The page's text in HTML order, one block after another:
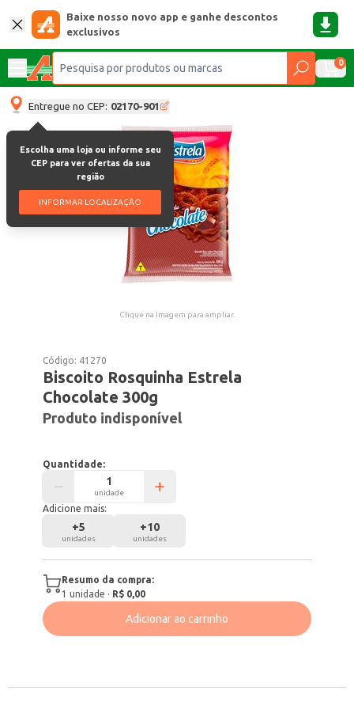
Baixe nosso novo app e ganhe descontos
exclusivos
0
Entregue no CEP: 02170-901
Escolha uma loja ou informe seu
CEP para ver ofertas da sua
região
INFORMAR LOCALIZAÇÃO
Clique na imagem para ampliar.
Código: 41270
Biscoito Rosquinha Estrela
Chocolate 300g
Produto indisponível
Quantidade:
unidade
Adicione mais:
+5
unidades
+10
unidades
Resumo da compra:
1 unidade · R$ 0,00
Adicionar ao carrinho